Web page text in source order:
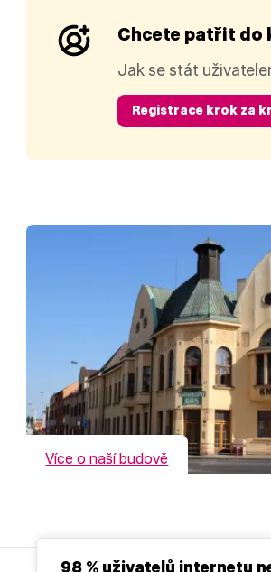
98 % uživatelů internetu
Chcete patřit do
Jak se stát
Registrace krok za
Více o naší budově